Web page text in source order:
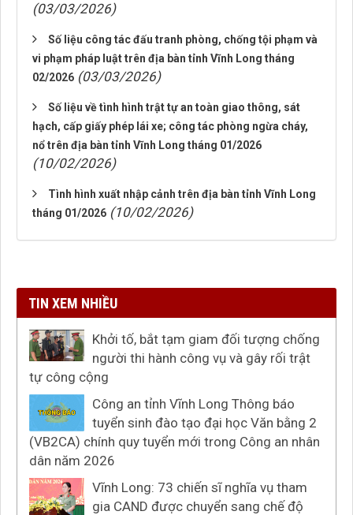
(03/03/2026)
Số liệu công tác đấu tranh phòng, chống tội phạm và
vi phạm pháp luật trên địa bàn tỉnh Vĩnh Long tháng
02/2026 (03/03/2026)
Số liệu về tình hình trật tự an toàn giao thông, sát
hạch, cấp giấy phép lái xe; công tác phòng ngừa cháy,
nổ trên địa bàn tỉnh Vĩnh Long tháng 01/2026
(10/02/2026)
Tình hình xuất nhập cảnh trên địa bàn tỉnh Vĩnh Long
tháng 01/2026 (10/02/2026)
TIN XEM NHIỀU
Khởi tố, bắt tạm giam đối tượng chống
người thi hành công vụ và gây rối trật
tự công cộng
Công an tỉnh Vĩnh Long Thông báo
tuyển sinh đào tạo đại học Văn bằng 2
(VB2CA) chính quy tuyển mới trong Công an nhân
dân năm 2026
Vĩnh Long: 73 chiến sĩ nghĩa vụ tham
gia CAND được chuyển sang chế độ